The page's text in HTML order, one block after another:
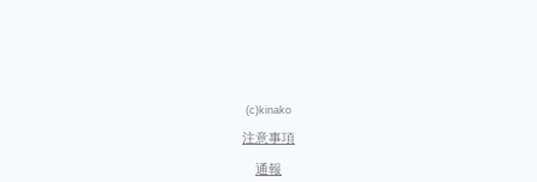
(c)kinako
注意事項
通報